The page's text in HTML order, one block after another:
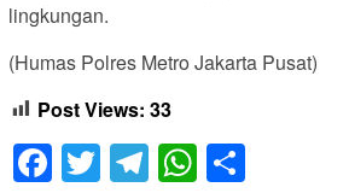
lingkungan.
(Humas Polres Metro Jakarta Pusat)
Post Views: 33
Facebook
TwitterTelegram
WhatsApp